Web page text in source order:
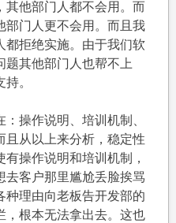
其他部门人都不会用。而
部门人更不会用。而且我
都拒绝实施。由于我们软
题其他部门人也帮不上
。
操作说明、培训机制、
且从以上来分析，稳定性
操作说明和培训机制，
去客户那里尴尬丢脸挨骂
种理由向老板告开发部的
，根本无法拿出去。这也